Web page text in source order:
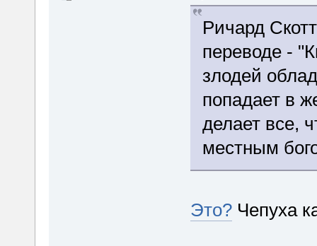
Ричард
переводе -
злодей
попадает в
делает все,
местным
Это?Чепуха